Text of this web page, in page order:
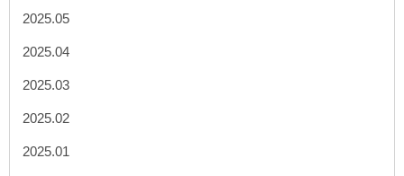
2025.05
2025.04
2025.03
2025.02
2025.01